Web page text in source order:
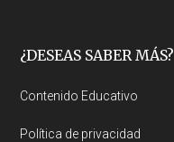
Footer
¿DESEAS SABER MÁS?
Contenido Educativo
Política de privacidad